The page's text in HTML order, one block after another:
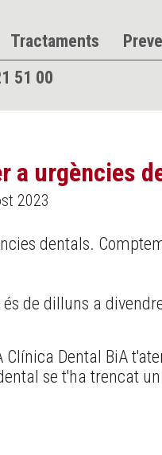
Tractaments
51 00
a urgències
2023
dentals.
de dilluns a
Dental BiA
se t'ha trencat